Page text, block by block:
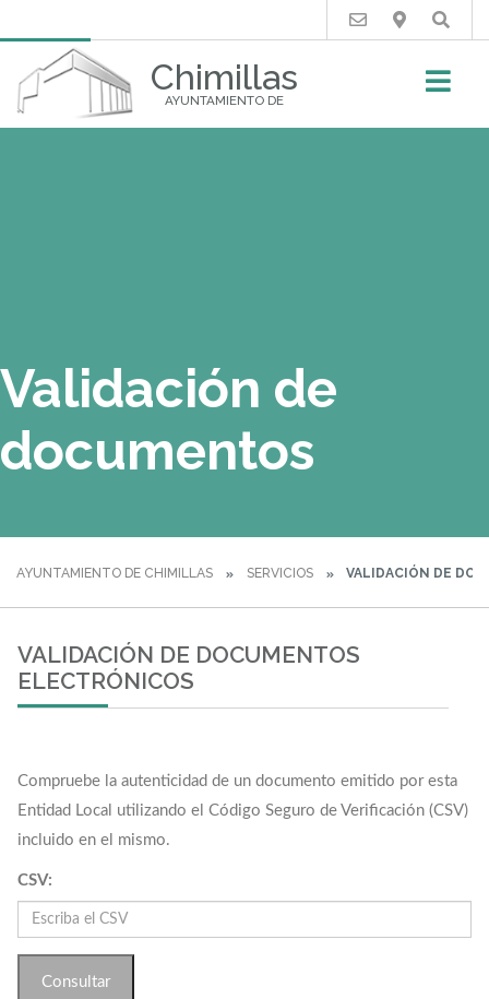
Chimillas
AYUNTAMIENTO DE
Buscar
Validación de
documentos
AYUNTAMIENTO DE CHIMILLAS SERVICIOS VALIDACIÓN DE
VALIDACIÓN DE DOCUMENTOS
ELECTRÓNICOS